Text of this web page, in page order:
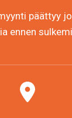
päättyy
ennen